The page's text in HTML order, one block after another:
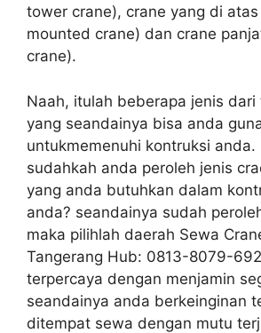
tower crane), crane yang di atas
mounted crane) dan crane
crane).
Naah, itulah beberapa jenis
yang seandainya bisa anda
untukmemenuhi kontruksi anda.
sudahkah anda peroleh jenis
yang anda butuhkan dalam
anda? seandainya sudah
maka pilihlah daerah Sewa
Tangerang Hub: 0813-8079-
terpercaya dengan menjamin
seandainya anda berkeinginan
ditempat sewa dengan mutu